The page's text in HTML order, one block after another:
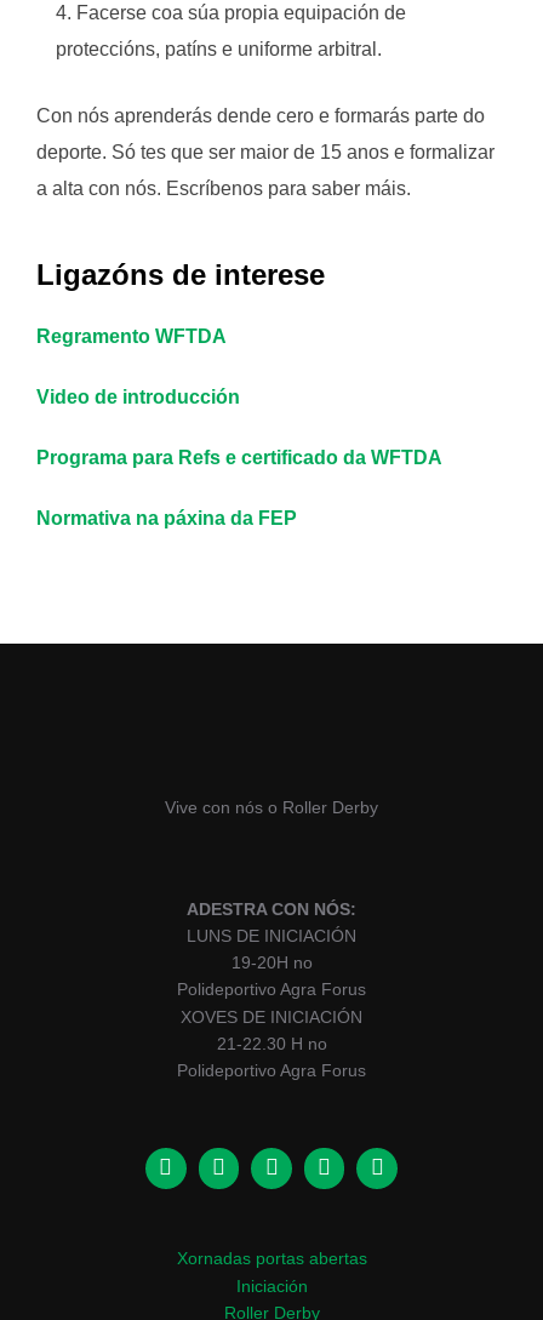
Facerse coa súa propia equipación de
proteccións, patíns e uniforme arbitral.
Con nós aprenderás dende cero e formarás parte do
deporte. Só tes que ser maior de 15 anos e formalizar
a alta con nós. Escríbenos para saber máis.
Ligazóns de interese
Regramento WFTDA
Video de introducción
Programa para Refs e certificado da WFTDA
Normativa na páxina da FEP
Vive con nós o Roller Derby
ADESTRA CON NÓS:
LUNS DE INICIACIÓN
19-20H no
Polideportivo Agra Forus
XOVES DE INICIACIÓN
21-22.30 H no
Polideportivo Agra Forus
Xornadas portas abertas
Iniciación
Roller Derby